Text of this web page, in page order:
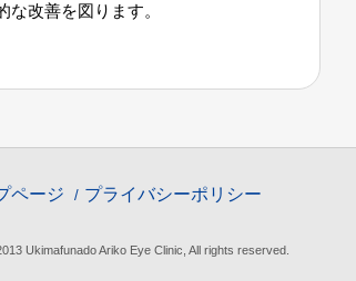
改善を図ります。
ページ プライバシーポリシー
Ukimafunado Ariko Eye Clinic, All rights reserved.